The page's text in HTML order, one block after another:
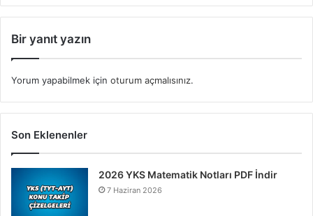
Bir yanıt yazın
Yorum yapabilmek için oturum açmalısınız.
Son Eklenenler
2026 YKS Matematik Notları PDF İndir
7 Haziran 2026